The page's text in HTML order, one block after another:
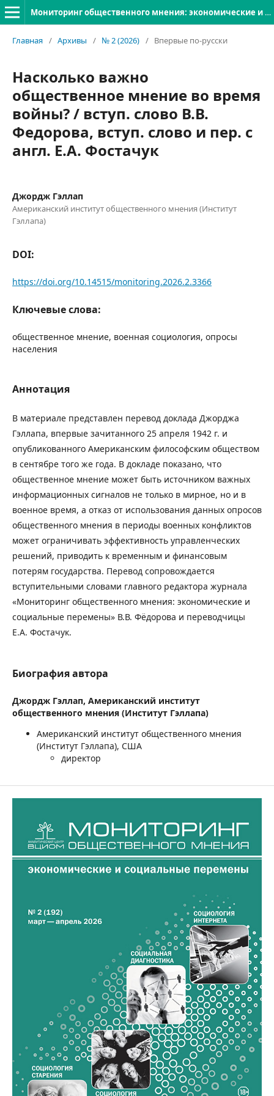
Мониторинг общественного мнения: экономические и социальные перемены
Главная / Архивы / № 2 (2026) / Впервые по-русски
Насколько важно
общественное мнение во время
войны? / вступ. слово В.В.
Федорова, вступ. слово и пер. с
англ. Е.А. Фостачук
Джордж Гэллап
Американский институт общественного мнения (Институт
Гэллапа)
DOI:
https://doi.org/10.14515/monitoring.2026.2.3366
Ключевые слова:
общественное мнение, военная социология, опросы
населения
Аннотация
В материале представлен перевод доклада Джорджа
Гэллапа, впервые зачитанного 25 апреля 1942 г. и
опубликованного Американским философским обществом
в сентябре того же года. В докладе показано, что
общественное мнение может быть источником важных
информационных сигналов не только в мирное, но и в
военное время, а отказ от использования данных опросов
общественного мнения в периоды военных конфликтов
может ограничивать эффективность управленческих
решений, приводить к временным и финансовым
потерям государства. Перевод сопровождается
вступительными словами главного редактора журнала
«Мониторинг общественного мнения: экономические и
социальные перемены» В.В. Фёдорова и переводчицы
Е.А. Фостачук.
Биография автора
Джордж Гэллап, Американский институт
общественного мнения (Институт Гэллапа)
Американский институт общественного мнения
(Институт Гэллапа), США
директор